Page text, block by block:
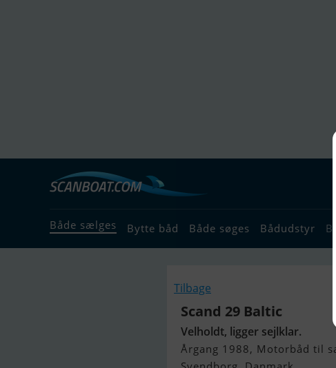
Både sælges Bytte båd Både søges Bådudstyr
Tilbage
Scand 29 Baltic
Velholdt, ligger sejlklar.
Årgang 1988, Motorbåd til